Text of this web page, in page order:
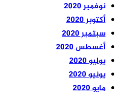
نوفمبر 2020
أكتوبر 2020
سبتمبر 2020
أغسطس 2020
يوليو 2020
يونيو 2020
مايو 2020